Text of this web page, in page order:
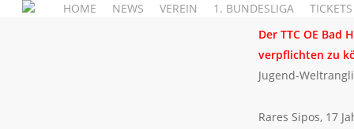
HOME NEWS VEREIN 1. BUNDESLIGA
TICKETS
Der TTC OE
verpflichten zu
Jugend-
Rares Sipos, 17